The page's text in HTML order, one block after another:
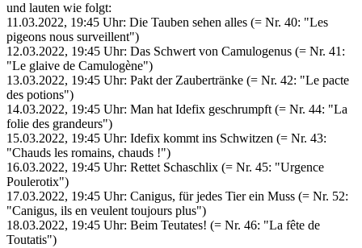
und lauten wie folgt:
11.03.2022, 19:45 Uhr: Die Tauben sehen alles (= Nr. 40: "Les
pigeons nous surveillent")
12.03.2022, 19:45 Uhr: Das Schwert von Camulogenus (= Nr. 41:
"Le glaive de Camulogène")
13.03.2022, 19:45 Uhr: Pakt der Zaubertränke (= Nr. 42: "Le pacte
des potions")
14.03.2022, 19:45 Uhr: Man hat Idefix geschrumpft (= Nr. 44: "La
folie des grandeurs")
15.03.2022, 19:45 Uhr: Idefix kommt ins Schwitzen (= Nr. 43:
"Chauds les romains, chauds !")
16.03.2022, 19:45 Uhr: Rettet Schaschlix (= Nr. 45: "Urgence
Poulerotix")
17.03.2022, 19:45 Uhr: Canigus, für jedes Tier ein Muss (= Nr. 52:
"Canigus, ils en veulent toujours plus")
18.03.2022, 19:45 Uhr: Beim Teutates! (= Nr. 46: "La fête de
Toutatis")